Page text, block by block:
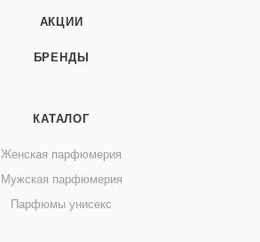
АКЦИИ
БРЕНДЫ
КАТАЛОГ
Женская парфюмерия
Мужская парфюмерия
Парфюмы унисекс